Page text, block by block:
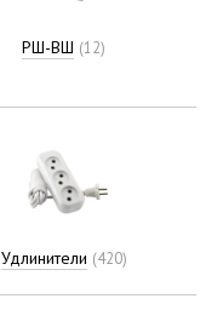
РШ-ВШ (12)
Удлинители (420)